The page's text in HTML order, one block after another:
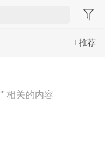
推荐
” 相关的内容